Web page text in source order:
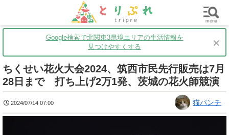
茨城 グルメ 買い物 子育て
Google検索で北関東3県境エリアの生活情報を
見つけやすくする
×
ちくせい花火大会2024、筑西市民先行販売は7月
28日まで 打ち上げ2万1発、茨城の花火師競演
2024/07/14 07:00 猫パンチ
menu